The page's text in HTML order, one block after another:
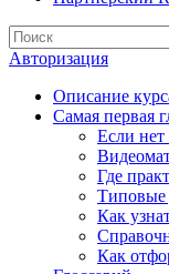
Авторизация
Описание
Самая первая
Если нет
Где
Типовые
Как
Как